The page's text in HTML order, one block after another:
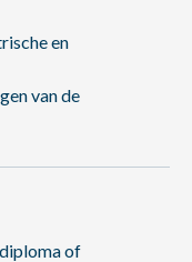
en
van de
of